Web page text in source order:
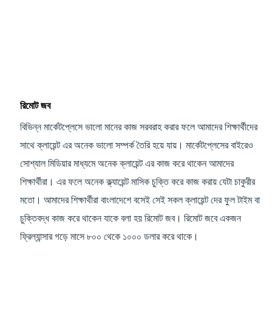
রিমোট জব
বিভিন্ন মার্কেটপ্লেসে ভালো মানের কাজ সরবরাহ করার ফলে আমাদের শিক্ষার্থীদের
সাথে ক্লায়েন্ট এর অনেক ভালো সম্পর্ক তৈরি হয়ে যায়। মার্কেটপ্লেসের বাইরেও
সোশ্যাল মিডিয়ার মাধ্যমে অনেক ক্লায়েন্ট এর কাজ করে থাকেন আমাদের
শিক্ষার্থীরা। এর ফলে অনেক ক্ল্যায়েন্ট মাসিক চুক্তি করে কাজ করায় যেটা চাকুরীর
মতো। আমাদের শিক্ষার্থীরা বাংলাদেশে বসেই সেই সকল ক্লায়েন্ট দের ফুল টাইম বা
চুক্তিবদ্ধ কাজ করে থাকেন যাকে বলা হয় রিমোট জব। রিমোট জবে একজন
ফ্রিল্যান্সার গড়ে মাসে ৮০০ থেকে ১০০০ ডলার করে থাকে।